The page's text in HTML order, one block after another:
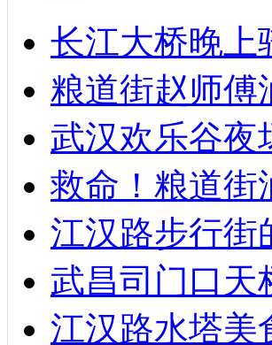
长江大桥晚上
粮道街赵师傅
武汉欢乐谷夜
救命！粮道街
江汉路步行街
武昌司门口天
江汉路水塔美